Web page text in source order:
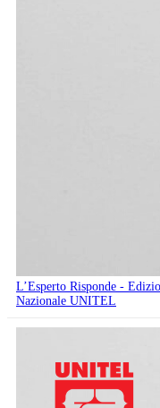
L’Esperto Risponde -
Nazionale UNITEL